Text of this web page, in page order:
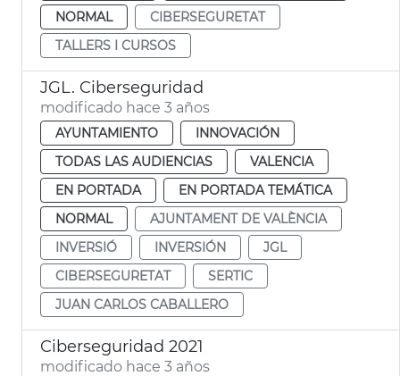
NORMAL
CIBERSEGURETAT
TALLERS I CURSOS
JGL. Ciberseguridad
modificado hace 3 años
AYUNTAMIENTO
INNOVACIÓN
TODAS LAS AUDIENCIAS
VALENCIA
EN PORTADA
EN PORTADA TEMÁTICA
NORMAL
AJUNTAMENT DE VALÈNCIA
INVERSIÓ
INVERSIÓN
JGL
CIBERSEGURETAT
SERTIC
JUAN CARLOS CABALLERO
Ciberseguridad 2021
modificado hace 3 años